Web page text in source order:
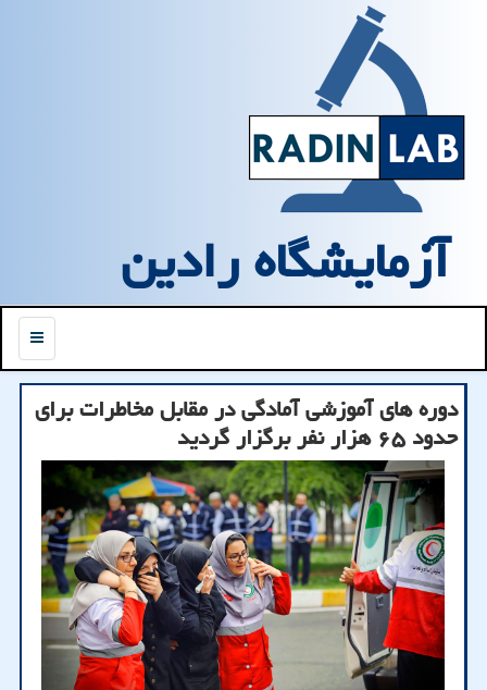
آزمایشگاه رادین
منو
دوره های آموزشی آمادگی در مقابل مخاطرات برای
حدود ۶۵ هزار نفر برگزار گردید